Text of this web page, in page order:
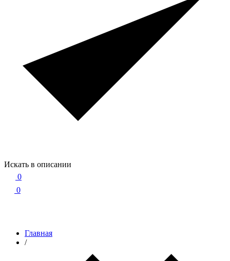
Искать в описании
0
0
Главная
/